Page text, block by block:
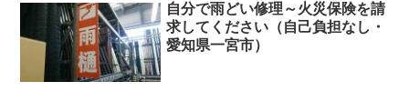
自分で雨どい修理～火災保険を請
求してください（自己負担なし・
愛知県一宮市）